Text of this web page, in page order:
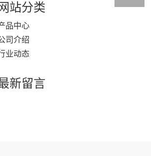
网站分类
品中心
司介绍
业动态
新留言